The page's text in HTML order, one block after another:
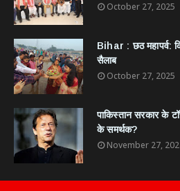
October 27, 2025
Bihar : छठ महापर्व:
सैलाब
October 27, 2025
​पाकिस्तान सरकार
के समर्थक?
November 27,